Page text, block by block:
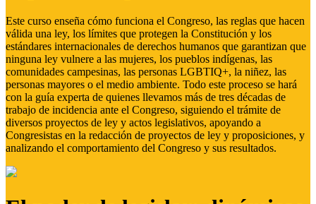
Este curso enseña cómo funciona el Congreso, las reglas que hacen
válida una ley, los límites que protegen la Constitución y los
estándares internacionales de derechos humanos que garantizan que
ninguna ley vulnere a las mujeres, los pueblos indígenas, las
comunidades campesinas, las personas LGBTIQ+, la niñez, las
personas mayores o el medio ambiente. Todo este proceso se hará
con la guía experta de quienes llevamos más de tres décadas de
trabajo de incidencia ante el Congreso, siguiendo el trámite de
diversos proyectos de ley y actos legislativos, apoyando a
Congresistas en la redacción de proyectos de ley y proposiciones, y
analizando el comportamiento del Congreso y sus resultados.